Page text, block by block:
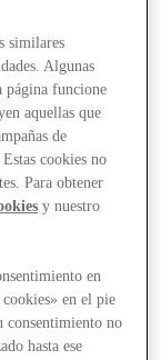
similares
Algunas
página funcione
aquellas que
de
cookies no
Para obtener
y nuestro
en
en el pie
consentimiento no
hasta ese